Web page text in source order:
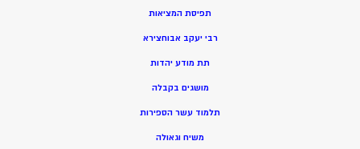
תפיסת המציאות
רבי יעקב אבוחצירא
תת מודע יהדות
מושגים בקבלה
תלמוד עשר הספירות
משיח וגאולה